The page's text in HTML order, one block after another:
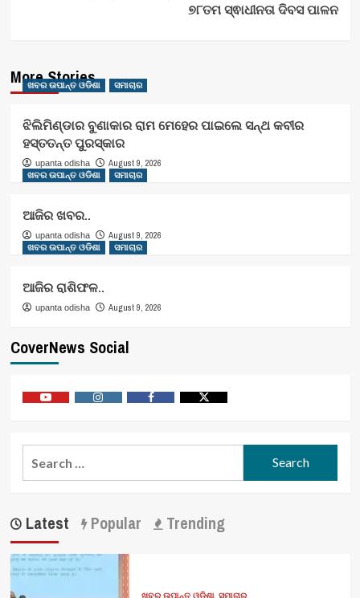
୭୮ତମ ସ୍ଵାଧୀନତା ଦିବସ ପାଳନ
More Stories
ଖବର ଉପାନ୍ତ ଓଡିଶା ସମାଚାର
ଝିଲିମିଣ୍ଡାର ବୁଣାକାର ରାମ ମେହେର ପାଇଲେ ସନ୍ଥ କବୀର
ହସ୍ତତନ୍ତ ପୁରସ୍କାର
upanta odisha
August 9, 2026
ଖବର ଉପାନ୍ତ ଓଡିଶା
ସମାଚାର
ଆଜିର ଖବର..
upanta odisha
August 9, 2026
ଖବର ଉପାନ୍ତ ଓଡିଶା
ସମାଚାର
ଆଜିର ରାଶିଫଳ..
upanta odisha August 9, 2026
CoverNews Social
Latest Popular Trending